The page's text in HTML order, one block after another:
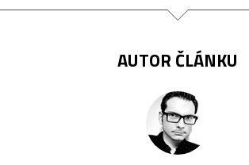
AUTOR ČLÁNKU